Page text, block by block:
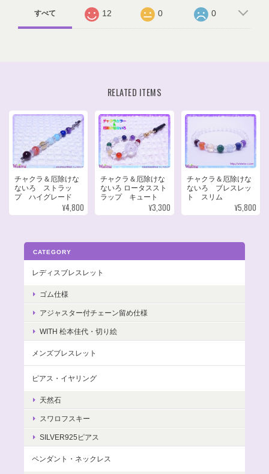
すべて 12 0 0
RELATED ITEMS
チャクラ＆厄除けな
ないろ ストラッ
プ ハイグレード
¥4,800
チャクラ＆厄除けな
ないろ ロータススト
ラップ キュート
¥3,300
チャクラ＆厄除けな
ないろ ブレスレッ
ト スリム
¥5,800
CATEGORY
レディスブレスレット
ゴム仕様
アジャスター付チェーン留め仕様
WITH 松本佳代・切り絵
メンズブレスレット
ピアス・イヤリング
天然石
スワロフスキー
SILVER925ピアス
ペンダント・ネックレス